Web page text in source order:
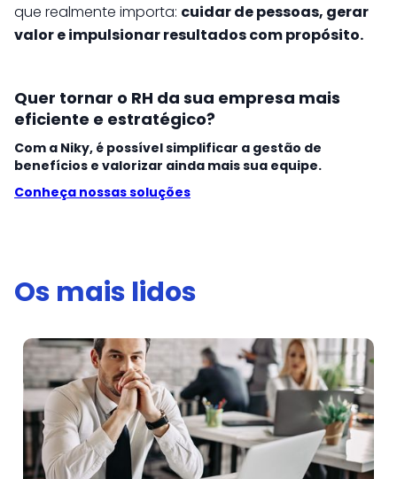
que realmente importa: cuidar de pessoas, gerar
valor e impulsionar resultados com propósito.
Quer tornar o RH da sua empresa mais
eficiente e estratégico?
Com a Niky, é possível simplificar a gestão de
benefícios e valorizar ainda mais sua equipe.
Conheça nossas soluções
Os mais lidos